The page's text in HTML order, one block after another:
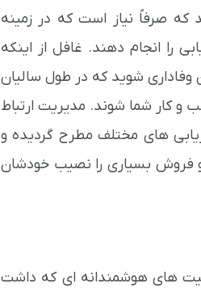
صرفاً نیاز است که در زمینه
را انجام دهند. غافل از اینکه
وفاداری شوید که در طول سالیان
و کار شما شوند. مدیریت ارتباط
های مختلف مطرح گردیده و
فروش بسیاری را نصیب خودشان
های هوشمندانه ای که داشت